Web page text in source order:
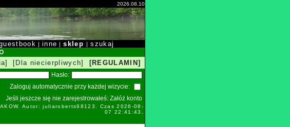
2026.08.10
| inne |sklep |szukaj
[Dla niecierpliwych] [REGULAMIN]
Hasło:
Zaloguj automatycznie przy każdej wizycie:
Jeśli jeszcze się nie zarejestrowałeś: Załóż konto
Autor: juliaroberts98123. Czas 2026-08-
07 22:41:43.